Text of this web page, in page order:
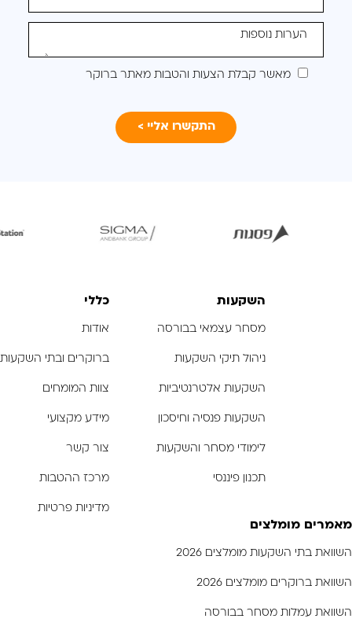
לקבלת
הצעה
מותאמת
מאשר קבלת הצעות והטבות מאתר ברוקר
השקעות
מסחר עצמאי בבורסה
ניהול תיקי השקעות
השקעות אלטרנטיביות
השקעות פנסיה וחיסכון
לימודי מסחר והשקעות
תכנון פיננסי
כללי
אודות
ברוקרים ובתי השקעות
צוות המומחים
מידע מקצועי
צור קשר
מרכז ההטבות
מדיניות פרטיות
מאמרים מומלצים
השוואת בתי השקעות מומלצים 2026
השוואת ברוקרים מומלצים 2026
השוואת עמלות מסחר בבורסה